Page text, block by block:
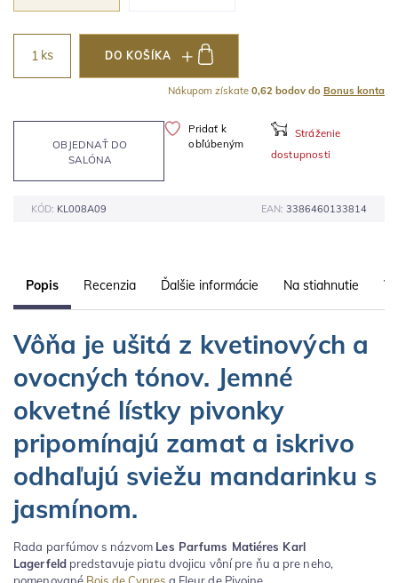
OBJEDNAŤ DO
SALÓNA
Pridať k
obľúbeným
Stráženie
dostupnosti
ks DO KOŠÍKA
Nákupom získate 0,62 bodov do Bonus konta
KÓD: KL008A09 EAN: 3386460133814
Popis Recenzia Ďalšie informácie Na stiahnutie
Vôňa je ušitá z kvetinových a
ovocných tónov. Jemné
okvetné lístky pivonky
pripomínajú zamat a iskrivo
odhaľujú sviežu mandarinku s
jasmínom.
Rada parfúmov s názvom Les Parfums Matiéres Karl
Lagerfeldpredstavuje piatu dvojicu vôní pre ňu a pre neho,
pomenované Bois de Cypres a Fleur de Pivoine.